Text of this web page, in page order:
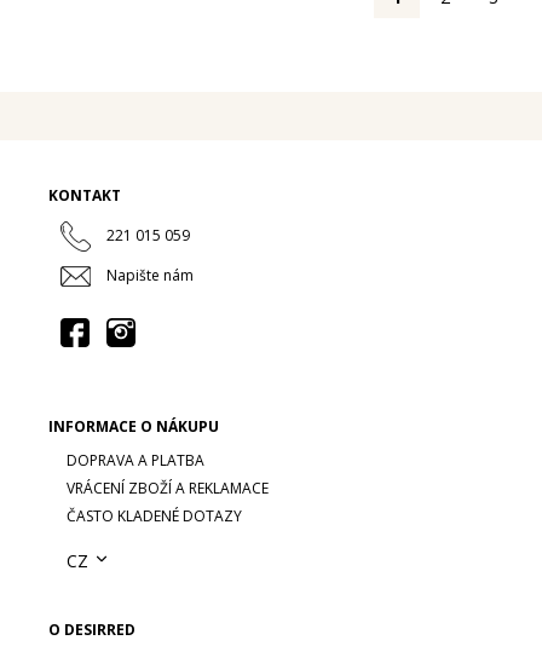
KONTAKT
221 015 059
Napište nám
INFORMACE O NÁKUPU
DOPRAVA A PLATBA
VRÁCENÍ ZBOŽÍ A REKLAMACE
ČASTO KLADENÉ DOTAZY
CZ
O DESIRRED